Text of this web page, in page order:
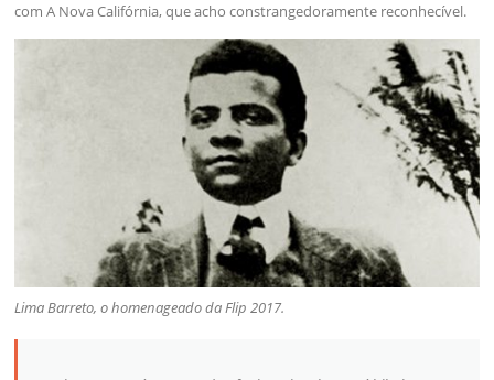
com A Nova Califórnia, que acho constrangedoramente reconhecível.
Lima Barreto, o homenageado da Flip 2017.